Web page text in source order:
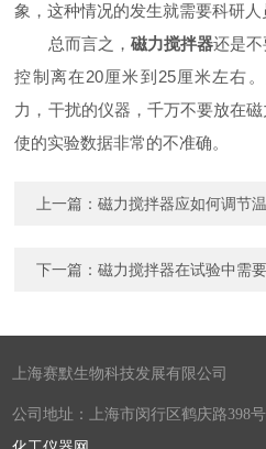
象，这种情况的发生就需要科研人
总而言之， 磁力搅拌器还是不
控制离在20厘米到25厘米左右
力，干扰的仪器，千万不要放在
使的实验数据非常的不准确。
上一篇：磁力搅拌器应如何调节
下一篇：磁力搅拌器在试验中需
上海赛默生物科技发展有限公司
公司地址：上海市闵行区鹤庆路398